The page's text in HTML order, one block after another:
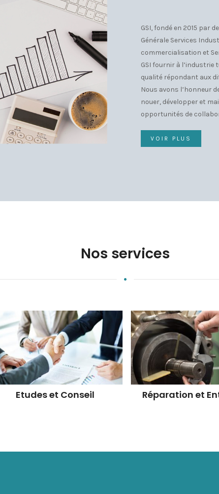
GSI, fondé en 2015 par
Générale Services
commercialisation et
GSI fournir à l’industrie
qualité répondant aux
Nous avons l’honneur
nouer, développer et
opportunités de
VOIR PLUS
Nos services
Etudes et Conseil Réparation et